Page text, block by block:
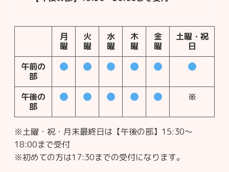
月
曜
火
曜
水
曜
木
曜
金
曜
土曜・祝
日
午前の
部
午後の
部
※
※土曜・祝・月末最終日は【午後の部】15:30～
18:00まで受付
※初めての方は17:30までの受付になります。